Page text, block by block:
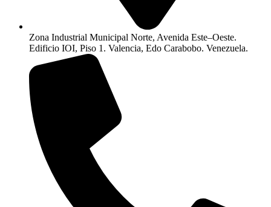
Zona Industrial Municipal Norte, Avenida Este–Oeste.
Edificio IOI, Piso 1. Valencia, Edo Carabobo. Venezuela.